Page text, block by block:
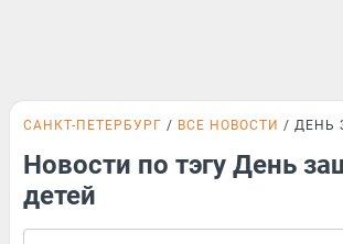
САНКТ-ПЕТЕРБУРГ ВСЕ НОВОСТИ ДЕНЬ
Новости по тэгу День
детей